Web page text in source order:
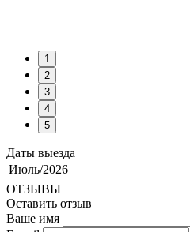
1
2
3
4
5
Даты выезда
Июль/2026
ОТЗЫВЫ
Оставить отзыв
Ваше имя